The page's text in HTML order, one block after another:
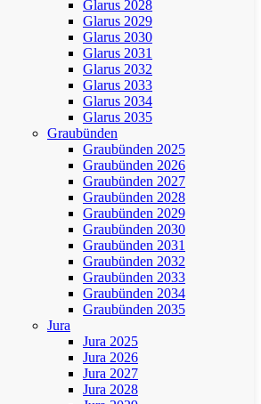
Glarus 2028
Glarus 2029
Glarus 2030
Glarus 2031
Glarus 2032
Glarus 2033
Glarus 2034
Glarus 2035
Graubünden
Graubünden 2025
Graubünden 2026
Graubünden 2027
Graubünden 2028
Graubünden 2029
Graubünden 2030
Graubünden 2031
Graubünden 2032
Graubünden 2033
Graubünden 2034
Graubünden 2035
Jura
Jura 2025
Jura 2026
Jura 2027
Jura 2028